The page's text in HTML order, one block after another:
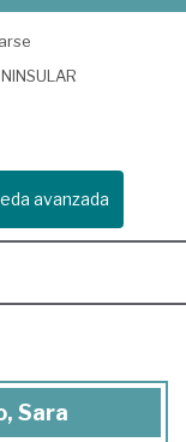
avanzada
Sara